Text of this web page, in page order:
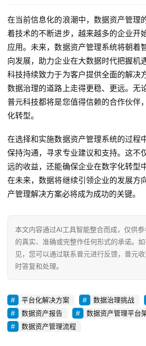
在当前信息化的浪潮中，数据资产管理
着技术的不断进步，越来越多的企业开
应用。未来，数据资产管理系统将朝着
向发展，助力企业在大数据时代把握机
科技持续致力于为客户提供全面的解决
数据治理的道路上走得更稳、更远。无
普元科技都将是您值得信赖的合作伙伴
化转型。
在选择和实施数据资产管理系统的过程
保持沟通，寻求专业建议和支持。这不
远的收益，还能确保企业在数字化转型
在未来，数据将继续引领企业的发展方
产管理解决方案必将成为成功的关键。
本文内容通过AI工具智能整合而成，仅供
的真实、准确或完整作任何形式的承诺。
见，您可以通过联系普元进行反馈，普元
时答复和处理。
平台化解决方案 数据治理挑战
数据资产报告
数据资产管理平台
数据资产管理流程